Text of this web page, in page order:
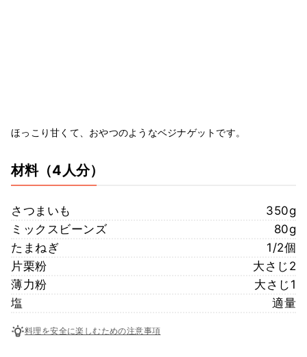
ほっこり甘くて、おやつのようなベジナゲットです。
材料（4人分）
さつまいも
350g
ミックスビーンズ
80g
たまねぎ
1/2個
片栗粉
大さじ2
薄力粉
大さじ1
塩
適量
料理を安全に楽しむための注意事項